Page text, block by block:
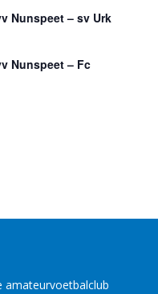
Nunspeet – sv Urk
Nunspeet – Fc
amateurvoetbalclub